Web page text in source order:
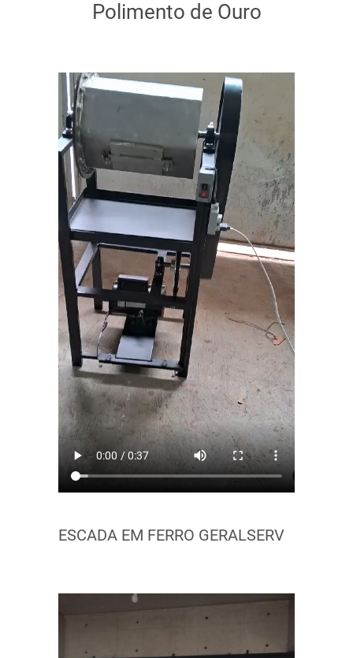
Polimento de Ouro
ESCADA EM FERRO GERALSERV